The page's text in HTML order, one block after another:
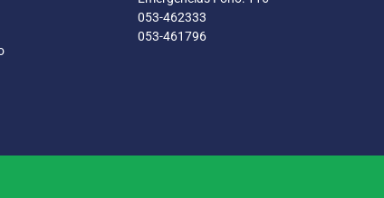
053-462333
053-461796